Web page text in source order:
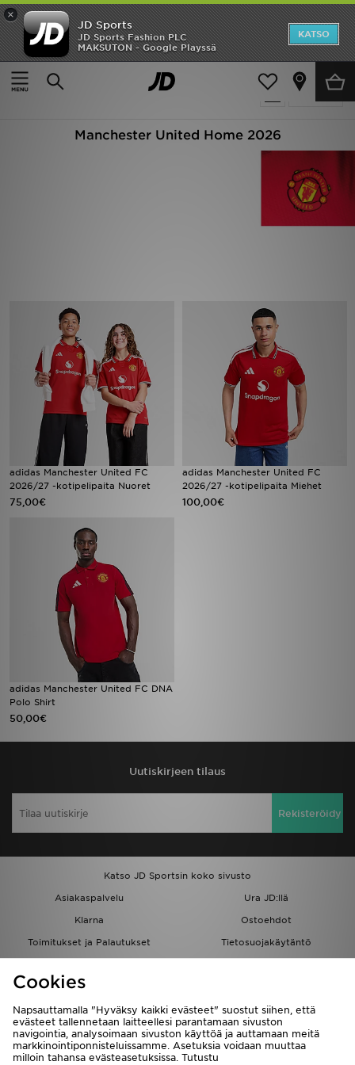
×
JD Sports
JD Sports Fashion PLC
MAKSUTON - Google Playssä
KATSO
Etusivu
manchester-united-home-2026
Suodata
3 tuotetta
Manchester United Home 2026
adidas Manchester United FC
2026/27 -kotipelipaita Nuoret
75,00€
adidas Manchester United FC
2026/27 -kotipelipaita Miehet
100,00€
adidas Manchester United FC DNA
Polo Shirt
50,00€
Uutiskirjeen tilaus
Rekisteröidy
Katso JD Sportsin koko sivusto
Asiakaspalvelu
Ura JD:llä
Klarna
Ostoehdot
Toimitukset ja Palautukset
Tietosuojakäytäntö
Löydä myymälä
Kumppanuusohjelma
JD Blog
Etusivu
Ale
Inspiroidu
Jalkapallo
Urheilu
Lataa JD-sovellus
Minun JD
Minun viestini
Asiakaspalvelu ja tietoa
Cookies
Napsauttamalla "Hyväksy kaikki evästeet" suostut siihen, että
evästeet tallennetaan laitteellesi parantamaan sivuston
navigointia, analysoimaan sivuston käyttöä ja auttamaan meitä
markkinointiponnisteluissamme. Asetuksia voidaan muuttaa
milloin tahansa evästeasetuksissa. Tutustu